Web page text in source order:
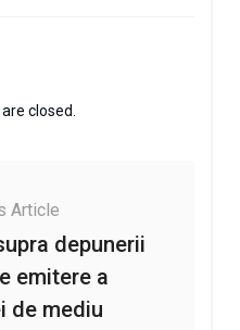
closed.
Article
depunerii
emitere a
de mediu